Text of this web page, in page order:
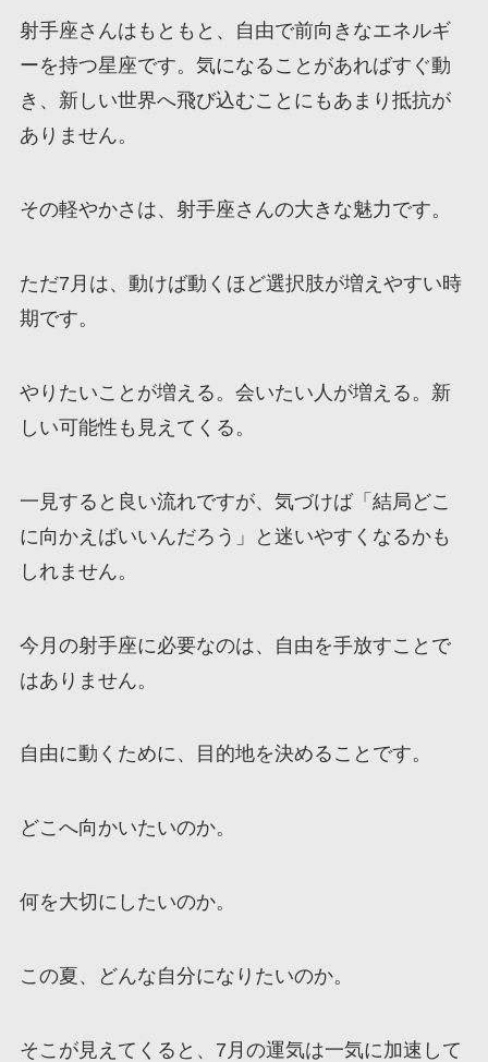
射手座さんはもともと、自由で前向きなエネルギ
ーを持つ星座です。気になることがあればすぐ動
き、新しい世界へ飛び込むことにもあまり抵抗が
ありません。
その軽やかさは、射手座さんの大きな魅力です。
ただ7月は、動けば動くほど選択肢が増えやすい時
期です。
やりたいことが増える。会いたい人が増える。新
しい可能性も見えてくる。
一見すると良い流れですが、気づけば「結局どこ
に向かえばいいんだろう」と迷いやすくなるかも
しれません。
今月の射手座に必要なのは、自由を手放すことで
はありません。
自由に動くために、目的地を決めることです。
どこへ向かいたいのか。
何を大切にしたいのか。
この夏、どんな自分になりたいのか。
そこが見えてくると、7月の運気は一気に加速して